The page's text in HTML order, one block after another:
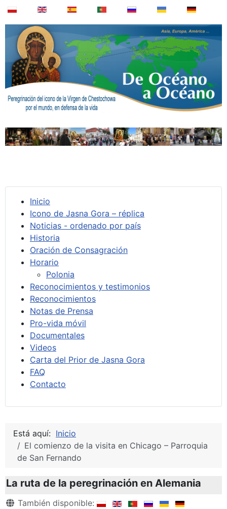
Inicio
Icono de Jasna Gora – réplica
Noticias - ordenado por país
Historia
Oración de Consagración
Horario
Polonia
Reconocimientos y testimonios
Reconocimientos
Notas de Prensa
Pro-vida móvil
Documentales
Videos
Carta del Prior de Jasna Gora
FAQ
Contacto
Está aquí: Inicio
El comienzo de la visita en Chicago – Parroquia
de San Fernando
La ruta de la peregrinación en Alemania
Detalles
También disponible: